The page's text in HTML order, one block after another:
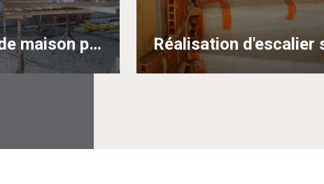
Construction de maison passive